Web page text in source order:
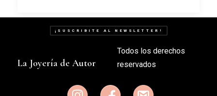
¡SUSCRIBITE AL NEWSLETTER!
La Joyería de Autor
Todos los derechos
reservados